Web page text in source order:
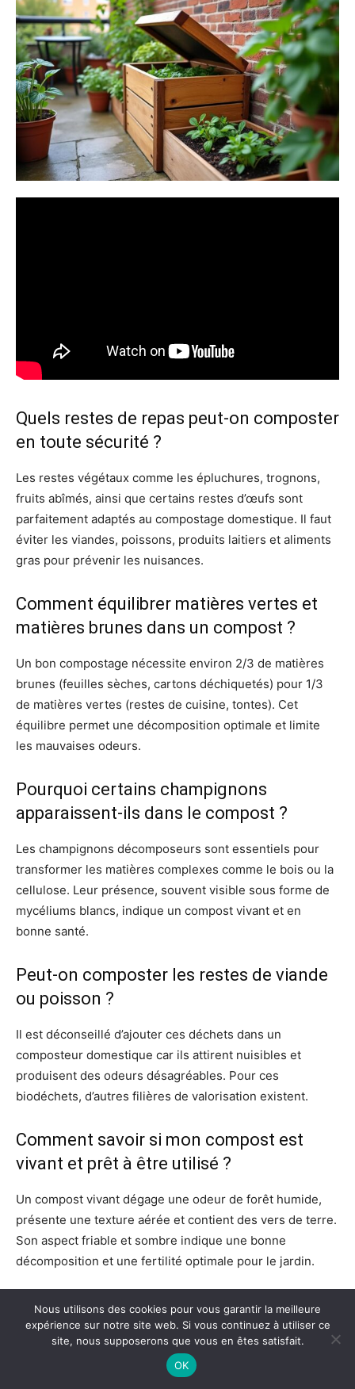
Quels restes de repas peut-on composter
en toute sécurité ?
Les restes végétaux comme les épluchures, trognons,
fruits abîmés, ainsi que certains restes d’œufs sont
parfaitement adaptés au compostage domestique. Il faut
éviter les viandes, poissons, produits laitiers et aliments
gras pour prévenir les nuisances.
Comment équilibrer matières vertes et
matières brunes dans un compost ?
Un bon compostage nécessite environ 2/3 de matières
brunes (feuilles sèches, cartons déchiquetés) pour 1/3
de matières vertes (restes de cuisine, tontes). Cet
équilibre permet une décomposition optimale et limite
les mauvaises odeurs.
Pourquoi certains champignons
apparaissent-ils dans le compost ?
Les champignons décomposeurs sont essentiels pour
transformer les matières complexes comme le bois ou la
cellulose. Leur présence, souvent visible sous forme de
mycéliums blancs, indique un compost vivant et en
bonne santé.
Peut-on composter les restes de viande
ou poisson ?
Il est déconseillé d’ajouter ces déchets dans un
composteur domestique car ils attirent nuisibles et
produisent des odeurs désagréables. Pour ces
biodéchets, d’autres filières de valorisation existent.
Comment savoir si mon compost est
vivant et prêt à être utilisé ?
Un compost vivant dégage une odeur de forêt humide,
présente une texture aérée et contient des vers de terre.
Son aspect friable et sombre indique une bonne
décomposition et une fertilité optimale pour le jardin.
Nous utilisons des cookies pour vous garantir la meilleure
expérience sur notre site web. Si vous continuez à utiliser ce
site, nous supposerons que vous en êtes satisfait.
OK